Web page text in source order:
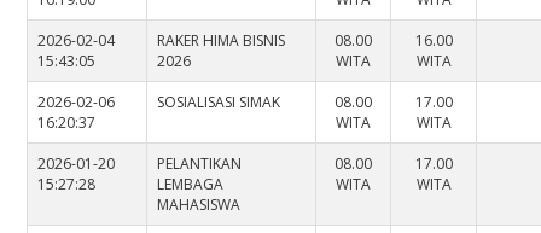
2026-02-04
15:43:05
RAKER HIMA BISNIS
2026
08.00
WITA
16.00
WITA
2026-02-06
16:20:37
SOSIALISASI SIMAK
08.00
WITA
17.00
WITA
2026-01-20
15:27:28
PELANTIKAN
LEMBAGA
MAHASISWA
08.00
WITA
17.00
WITA